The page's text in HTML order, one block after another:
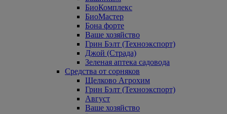
БиоКомплекс
БиоМастер
Бона форте
Ваше хозяйство
Грин Бэлт (Техноэкспорт)
Джой (Страда)
Зеленая аптека садовода
Средства от сорняков
Щелково Агрохим
Грин Бэлт (Техноэкспорт)
Август
Ваше хозяйство